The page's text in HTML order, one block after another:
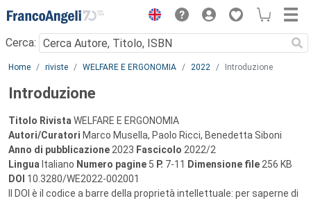
Menu
Cerca:
Main content
Home riviste WELFARE E ERGONOMIA 2022 Introduzione
Introduzione
Titolo Rivista WELFARE E ERGONOMIA
Autori/Curatori Marco Musella, Paolo Ricci, Benedetta Siboni
Anno di pubblicazione 2023 Fascicolo 2022/2
Lingua Italiano Numero pagine 5 P. 7-11 Dimensione file 256 KB
DOI 10.3280/WE2022-002001
Il DOI è il codice a barre della proprietà intellettuale: per saperne di